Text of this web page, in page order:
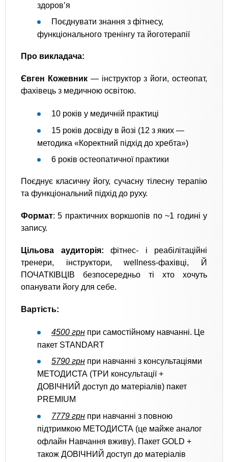
здоров’я
Поєднувати знання з фітнесу,
функціонального тренінгу та йоготерапії
Про викладача:
Євген Кожевник— інструктор з йоги, остеопат,
фахівець з медичною освітою.
10 років у медичній практиці
15 років досвіду в йозі (12 з яких —
методика «Коректний підхід до хребта»)
6 років остеопатичної практики
Поєднує класичну йогу, сучасну тілесну терапію
та функціональний підхід до руху.
Формат: 5 практичних воркшопів по ~1 годині у
запису.
Цільова аудиторія: фітнес- і реабілітаційні
тренери, інструктори, wellness-фахівці, Й
ПОЧАТКІВЦІВ безпосередньо ті хто хочуть
опанувати йогу для себе.
Вартість:
4500 грн при самостійному навчанні. Це
пакет STANDART
5790 грн при навчанні з консультаціями
МЕТОДИСТА (ТРИ консультації +
ДОВІЧНИЙ доступ до матеріалів) пакет
PREMIUM
7779 грн при навчанні з повною
підтримкою МЕТОДИСТА (це майже аналог
офлайн Навчання вживу). Пакет GOLD +
також ДОВІЧНИЙ доступ до матеріалів